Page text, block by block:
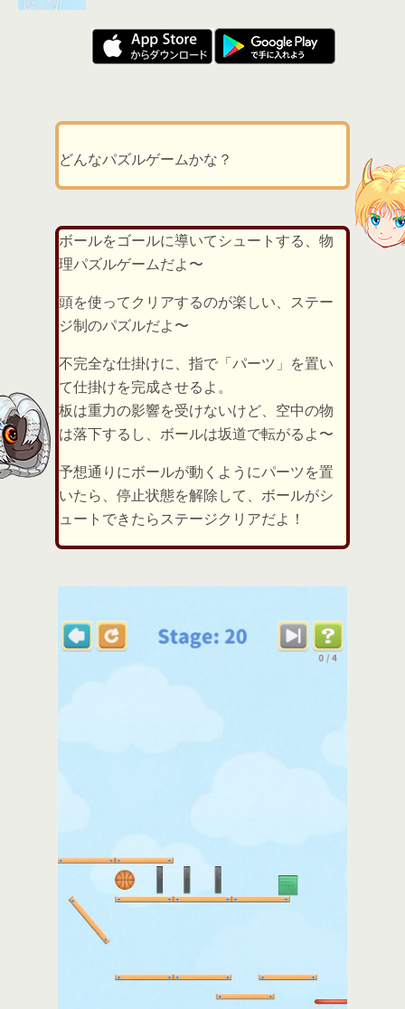
どんなパズルゲームかな？
ボールをゴールに導いてシュートする、物
理パズルゲームだよ〜
頭を使ってクリアするのが楽しい、ステー
ジ制のパズルだよ〜
不完全な仕掛けに、指で「パーツ」を置い
て仕掛けを完成させるよ。
板は重力の影響を受けないけど、空中の物
は落下するし、ボールは坂道で転がるよ〜
予想通りにボールが動くようにパーツを置
いたら、停止状態を解除して、ボールがシ
ュートできたらステージクリアだよ！